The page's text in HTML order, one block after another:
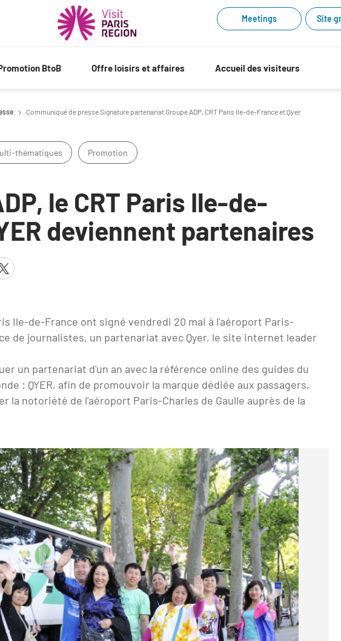
Meetings Site
BtoB Offre loisirs et affaires Accueil des visiteurs
Communiqué de presse Signature partenariat Groupe ADP, CRT Paris Ile-de-France et Qyer
thématiques Promotion
le CRT Paris Ile-de-
deviennent partenaires
Ile-de-France ont signé vendredi 20 mai à l'aéroport Paris-
de journalistes, un partenariat avec Qyer, le site internet leader
un partenariat d'un an avec la référence online des guides du
: QYER, afin de promouvoir la marque dédiée aux passagers,
la notoriété de l'aéroport Paris-Charles de Gaulle auprès de la